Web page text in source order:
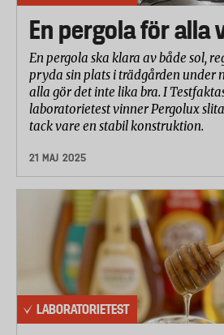
En pergola för alla
En pergola ska klara av både sol,
pryda sin plats i trädgården under
alla gör det inte lika bra. I
laboratorietest vinner Pergolux
tack vare en stabil konstruktion.
21 MAJ 2025
LABORATORIETEST